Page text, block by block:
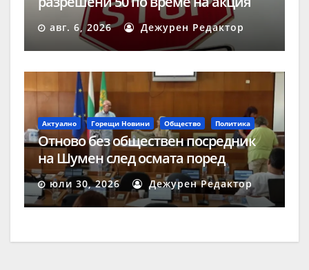
„Скорост“ в Шумен
авг. 6, 2026 Дежурен Редактор
Актуално Горещи Новини Общество Политика
Отново без обществен посредник
на Шумен след осмата поред
процедура
юли 30, 2026 Дежурен Редактор